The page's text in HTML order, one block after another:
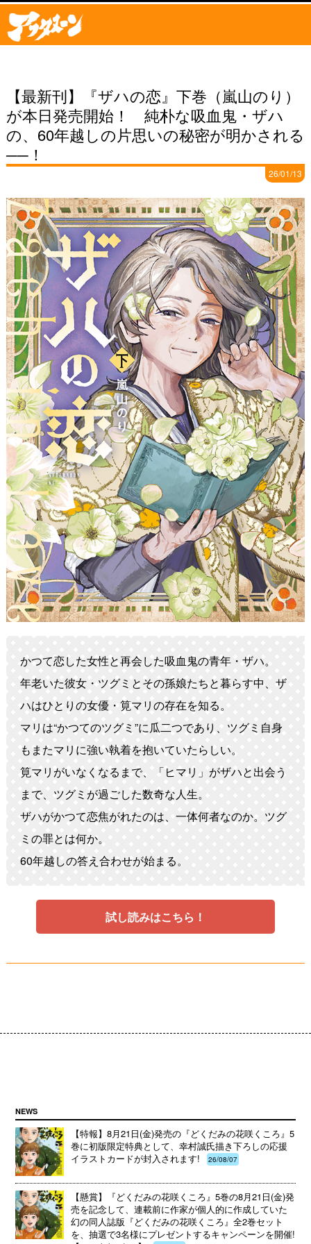
【最新刊】『ザハの恋』下巻（嵐山のり）
が本日発売開始！ 純朴な吸血鬼・ザハ
の、60年越しの片思いの秘密が明かされる
──！
26/01/13
かつて恋した女性と再会した吸血鬼の青年・ザハ。
年老いた彼女・ツグミとその孫娘たちと暮らす中、ザ
ハはひとりの女優・筧マリの存在を知る。
マリは“かつてのツグミ”に瓜二つであり、ツグミ自身
もまたマリに強い執着を抱いていたらしい。
筧マリがいなくなるまで、「ヒマリ」がザハと出会う
まで、ツグミが過ごした数奇な人生。
ザハがかつて恋焦がれたのは、一体何者なのか。ツグ
ミの罪とは何か。
60年越しの答え合わせが始まる。
試し読みはこちら！
NEWS
【特報】8月21日(金)発売の『どくだみの花咲くころ』5
巻に初版限定特典として、幸村誠氏描き下ろしの応援
イラストカードが封入されます!
26/08/07
【懸賞】『どくだみの花咲くころ』5巻の8月21日(金)発
売を記念して、連載前に作家が個人的に作成していた
幻の同人誌版『どくだみの花咲くころ』全2巻セット
を、抽選で3名様にプレゼントするキャンペーンを開催!